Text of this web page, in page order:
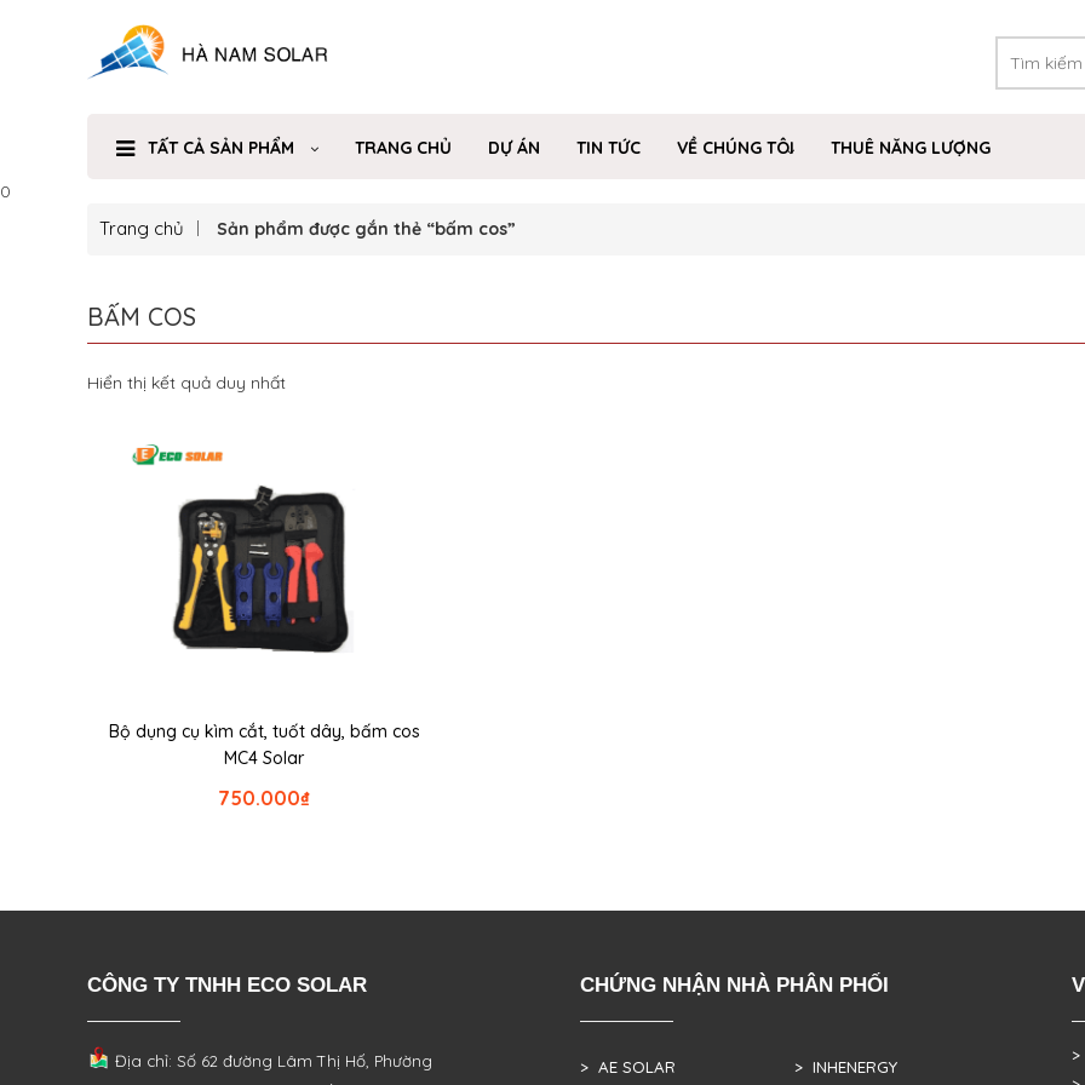
TẤT CẢ SẢN PHẨM TRANG CHỦ DỰ ÁN TIN TỨC VỀ CHÚNG TÔI
THUÊ NĂNG LƯỢNG
0
Trang chủ Sản phẩm được gắn thẻ “bấm cos”
BẤM COS
Hiển thị kết quả duy nhất
Bộ dụng cụ kìm cắt, tuốt dây, bấm cos
MC4 Solar
₫
750.000
CÔNG TY TNHH ECO SOLAR
Địa chỉ: Số 62 đường Lâm Thị Hố, Phường
CHỨNG NHẬN NHÀ PHÂN PHỐI
> AE SOLAR > INHENERGY
>